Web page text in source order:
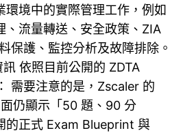
環境中的實際管理工作，例如
、流量轉送、安全政策、ZIA
保護、監控分析及故障排除。
依照目前公開的 ZDTA
需要注意的是，Zscaler 的
仍顯示「50 題、90 分
的正式 Exam Blueprint 與